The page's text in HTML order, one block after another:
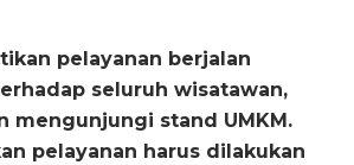
pelayanan berjalan
seluruh wisatawan,
mengunjungi stand UMKM.
pelayanan harus dilakukan